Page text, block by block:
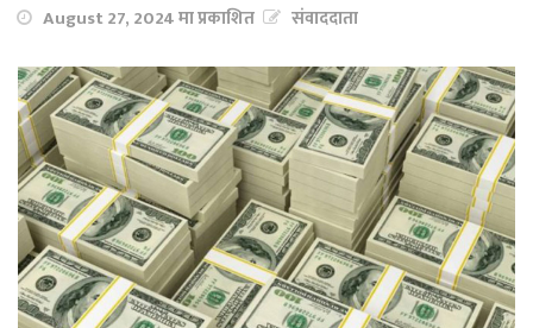
August 27, 2024 मा प्रकाशित संवाददाता